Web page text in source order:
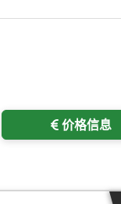
价格信息